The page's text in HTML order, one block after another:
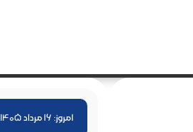
امروز: 16 مرداد 1405